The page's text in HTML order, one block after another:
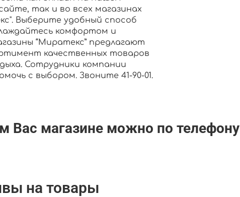
так и во всех магазинах
Выберите удобный способ
комфортом и
“Миратекс” предлагают
качественных товаров
Сотрудники компании
с выбором. Звоните 41-90-01.
Вас магазине можно по телефону
на товары